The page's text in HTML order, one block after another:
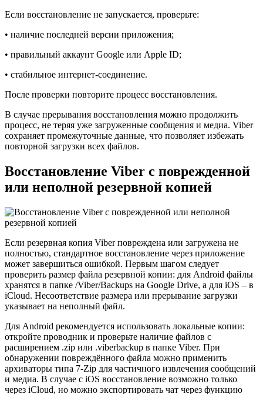
Если восстановление не запускается, проверьте:
• наличие последней версии приложения;
• правильный аккаунт Google или Apple ID;
• стабильное интернет-соединение.
После проверки повторите процесс восстановления.
В случае прерывания восстановления можно продолжить
процесс, не теряя уже загруженные сообщения и медиа. Viber
сохраняет промежуточные данные, что позволяет избежать
повторной загрузки всех файлов.
Восстановление Viber с поврежденной
или неполной резервной копией
Если резервная копия Viber повреждена или загружена не
полностью, стандартное восстановление через приложение
может завершиться ошибкой. Первым шагом следует
проверить размер файла резервной копии: для Android файлы
хранятся в папке /Viber/Backups на Google Drive, а для iOS – в
iCloud. Несоответствие размера или прерывание загрузки
указывает на неполный файл.
Для Android рекомендуется использовать локальные копии:
откройте проводник и проверьте наличие файлов с
расширением .zip или .viberbackup в папке Viber. При
обнаружении повреждённого файла можно применить
архиваторы типа 7-Zip для частичного извлечения сообщений
и медиа. В случае с iOS восстановление возможно только
через iCloud, но можно экспортировать чат через функцию